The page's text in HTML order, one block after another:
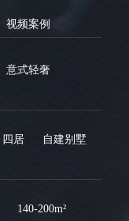
视频案例
意式轻奢
四居 自建别墅
140-200m²